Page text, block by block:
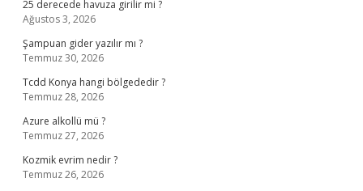
25 derecede havuza girilir mi ?
Ağustos 3, 2026
Şampuan gider yazılır mı ?
Temmuz 30, 2026
Tcdd Konya hangi bölgededir ?
Temmuz 28, 2026
Azure alkollü mü ?
Temmuz 27, 2026
Kozmik evrim nedir ?
Temmuz 26, 2026